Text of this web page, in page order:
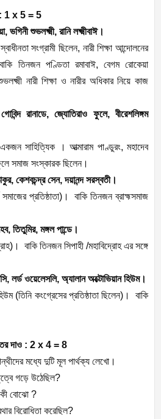
: 1 x 5 = 5
শুভলক্ষ্মী, রানি লক্ষ্মীবাঈ।
সংগ্রামী ছিলেন, নারী শিক্ষা আন্দোলনের
তিনজন পণ্ডিতা রমাবাঈ, বেগম রোকেয়া
নারী শিক্ষা ও নারীর অধিকার নিয়ে কাজ
রানাডে, জ্যোতিরাও ফুলে, বীরেশলিঙ্গম
সাহিত্যিক । আত্মারাম পাণ্ডুরং, মহাদেব
সমাজ সংস্কারক ছিলেন।
কেশবচন্দ্র সেন, দয়ানন্দ সরস্বতী।
প্রতিষ্ঠাতা)। বাকি তিনজন ব্রাহ্মসমাজ
তিতুমির, মঙ্গল পান্ডে।
বাকি তিনজন সিপাহী /মহাবিদ্রোহ এর সঙ্গে
লর্ড ওয়েলেসলি, অ্যালান অক্টোভিয়ান হিউম।
(তিনি কংগ্রেসের প্রতিষ্ঠাতা ছিলেন)। বাকি
দাও : 2 x 4 = 8
মধ্যে দুটি মূল পার্থক্য লেখো।
গড়ে উঠেছিল?
কী বোঝো ?
বিরোধিতা করেছিল?